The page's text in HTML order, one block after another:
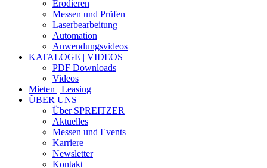
Erodieren
Messen und Prüfen
Laserbearbeitung
Automation
Anwendungsvideos
KATALOGE | VIDEOS
PDF Downloads
Videos
Mieten | Leasing
ÜBER UNS
Über SPREITZER
Aktuelles
Messen und Events
Karriere
Newsletter
Kontakt